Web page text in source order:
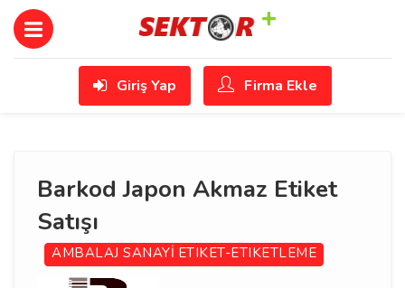
Giriş Yap Firma Ekle
Barkod Japon Akmaz Etiket
Satışı
AMBALAJ SANAYİ ETIKET-ETIKETLEME